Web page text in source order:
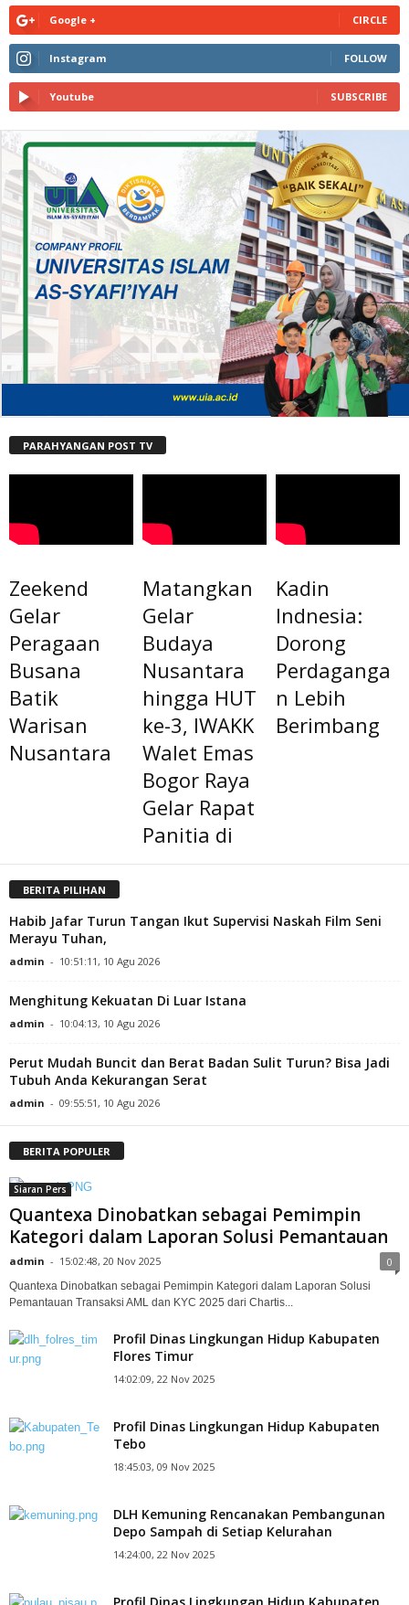
Google + CIRCLE
Instagram FOLLOW
Youtube SUBSCRIBE
PARAHYANGAN POST TV
Zeekend
Gelar
Peragaan
Busana
Batik
Warisan
Nusantara
Matangkan
Gelar
Budaya
Nusantara
hingga HUT
ke-3, IWAKK
Walet Emas
Bogor Raya
Gelar Rapat
Panitia di
Kadin
Indnesia:
Dorong
Perdaganga
n Lebih
Berimbang
BERITA PILIHAN
Habib Jafar Turun Tangan Ikut Supervisi Naskah Film Seni
Merayu Tuhan,
admin - 10:51:11, 10 Agu 2026
Menghitung Kekuatan Di Luar Istana
admin - 10:04:13, 10 Agu 2026
Perut Mudah Buncit dan Berat Badan Sulit Turun? Bisa Jadi
Tubuh Anda Kekurangan Serat
admin - 09:55:51, 10 Agu 2026
BERITA POPULER
Siaran Pers
Quantexa Dinobatkan sebagai Pemimpin
Kategori dalam Laporan Solusi Pemantauan
admin - 15:02:48, 20 Nov 2025 0
Quantexa Dinobatkan sebagai Pemimpin Kategori dalam Laporan Solusi
Pemantauan Transaksi AML dan KYC 2025 dari Chartis...
Profil Dinas Lingkungan Hidup Kabupaten
Flores Timur
14:02:09, 22 Nov 2025
Profil Dinas Lingkungan Hidup Kabupaten
Tebo
18:45:03, 09 Nov 2025
DLH Kemuning Rencanakan Pembangunan
Depo Sampah di Setiap Kelurahan
14:24:00, 22 Nov 2025